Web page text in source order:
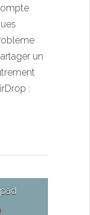
un
: